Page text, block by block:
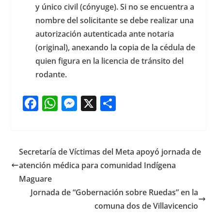
y único civil (cónyuge). Si no se encuentra a
nombre del solicitante se debe realizar una
autorización autenticada ante notaria
(original), anexando la copia de la cédula de
quien figura en la licencia de tránsito del
rodante.
F
e
b
o
o
W
s
A
p
M
e
n
er
X S
e
Secretaría de Víctimas del Meta apoyó jornada de
atención médica para comunidad Indígena
Maguare
Jornada de “Gobernación sobre Ruedas” en la
comuna dos de Villavicencio